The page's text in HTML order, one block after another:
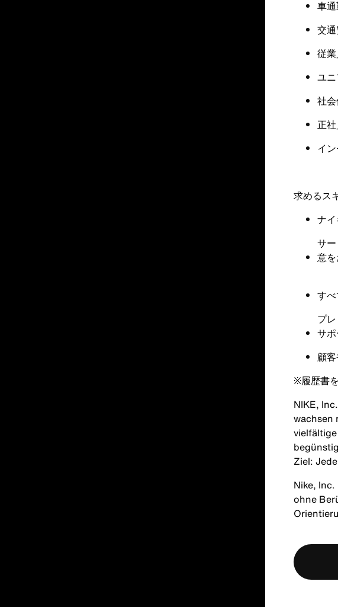
車
交
従
ユ
社
正
イ
求めるス
ナ
サ
意
す
プ
サ
顧
※履歴書
NIKE,
wachsen
Ziel:
Nike,
ohne